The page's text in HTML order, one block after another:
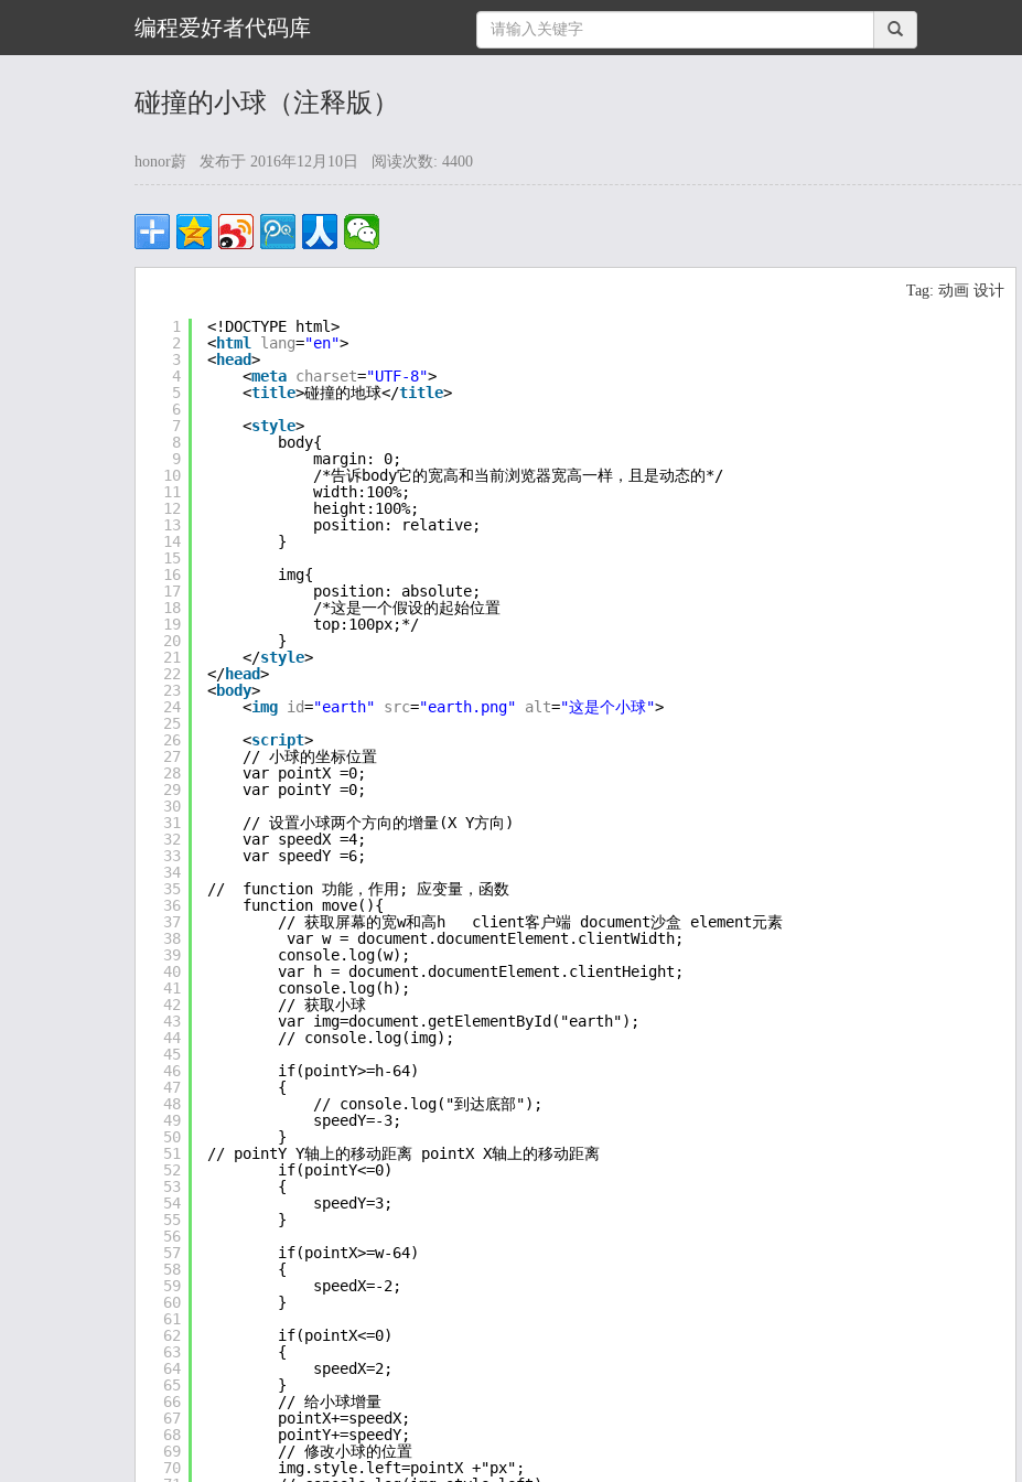
编程爱好者代码库
碰撞的小球（注释版）
honor蔚 发布于 2016年12月10日 阅读次数: 4400
Tag: 动画 设计
1
2
3
4
5
6
7
8
9
10
11
12
13
14
15
16
17
18
19
20
21
22
23
24
25
26
27
28
29
30
31
32
33
34
35
36
37
38
39
40
41
42
43
44
45
46
47
48
49
50
51
52
53
54
55
56
57
58
59
60
61
62
63
64
65
66
67
68
69
70
<!DOCTYPE html>
<html lang="en">
<head>
<meta charset="UTF-8">
<title>碰撞的地球</title>
<style>
body{
margin: 0;
/*告诉body它的宽高和当前浏览器宽高一样，且是动态的*/
width:100%;
height:100%;
position: relative;
}
img{
position: absolute;
/*这是一个假设的起始位置
top:100px;*/
}
</style>
</head>
<body>
<img id="earth" src="earth.png" alt="这是个小球">
<script>
// 小球的坐标位置
var pointX =0;
var pointY =0;
// 设置小球两个方向的增量(X Y方向)
var speedX =4;
var speedY =6;
//  function 功能，作用; 应变量，函数
function move(){
// 获取屏幕的宽w和高h   client客户端 document沙盒 element元素
var w = document.documentElement.clientWidth;
console.log(w);
var h = document.documentElement.clientHeight;
console.log(h);
// 获取小球
var img=document.getElementById("earth");
// console.log(img);
if(pointY>=h-64)
{
// console.log("到达底部");
speedY=-3;
}
// pointY Y轴上的移动距离 pointX X轴上的移动距离
if(pointY<=0)
{
speedY=3;
}
if(pointX>=w-64)
{
speedX=-2;
}
if(pointX<=0)
{
speedX=2;
}
// 给小球增量
pointX+=speedX;
pointY+=speedY;
// 修改小球的位置
img.style.left=pointX +"px";